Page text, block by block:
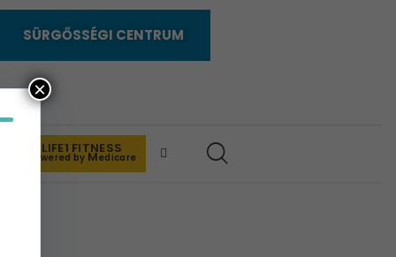
SÜRGŐSSÉGI CENTRUM
LIFE1 FITNESS
powered by Medicare
×